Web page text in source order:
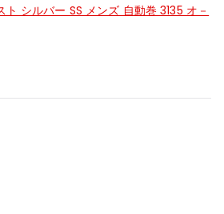
シルバー SS メンズ 自動巻 3135 オ－